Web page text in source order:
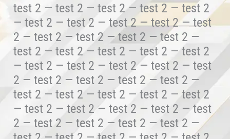
test 2 — test 2 — test 2 — test 2 — test 2
— test 2 — test 2 — test 2 — test 2 — test
2 — test 2 — test 2 — test 2 — test 2 —
test 2 — test 2 — test 2 — test 2 — test 2
— test 2 — test 2 — test 2 — test 2 — test
2 — test 2 — test 2 — test 2 — test 2 —
test 2 — test 2 — test 2 — test 2 — test 2
— test 2 — test 2 — test 2 — test 2 — test
2 — test 2 — test 2 — test 2 — test 2 —